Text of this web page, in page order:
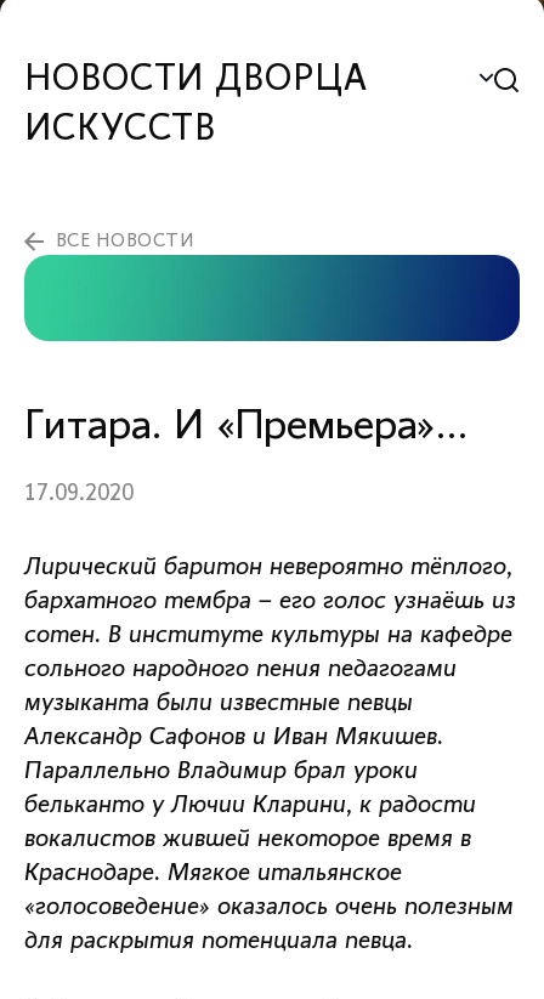
НОВОСТИ ДВОРЦА
ИСКУССТВ
ВСЕ НОВОСТИ
Гитара. И «Премьера»…
17.09.2020
Лирический баритон невероятно тёплого,
бархатного тембра – его голос узнаёшь из
сотен. В институте культуры на кафедре
сольного народного пения педагогами
музыканта были известные певцы
Александр Сафонов и Иван Мякишев.
Параллельно Владимир брал уроки
бельканто у Лючии Кларини, к радости
вокалистов жившей некоторое время в
Краснодаре. Мягкое итальянское
«голосоведение» оказалось очень полезным
для раскрытия потенциала певца.